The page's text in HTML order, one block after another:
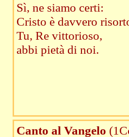
Sì, ne siamo certi:
Cristo è davvero
Tu, Re vittorioso,
abbi pietà di noi.
Canto al Vangelo